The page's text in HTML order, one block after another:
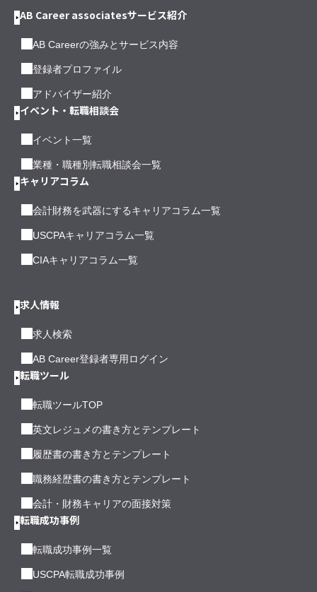
AB Career associatesサービス紹介
AB Careerの強みとサービス内容
登録者プロファイル
アドバイザー紹介
イベント・転職相談会
イベント一覧
業種・職種別転職相談会一覧
キャリアコラム
会計財務を武器にするキャリアコラム一覧
USCPAキャリアコラム一覧
CIAキャリアコラム一覧
求人情報
求人検索
AB Career登録者専用ログイン
転職ツール
転職ツールTOP
英文レジュメの書き方とテンプレート
履歴書の書き方とテンプレート
職務経歴書の書き方とテンプレート
会計・財務キャリアの面接対策
転職成功事例
転職成功事例一覧
USCPA転職成功事例